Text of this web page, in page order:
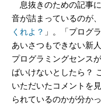
息抜きのための記事
音が詰まっているのが
くれよ？ 」。「プログ
あいさつもできない新
プログラミングセンス
ばいけないとしたら？
いただいたコメントを
られているのかが分かっ